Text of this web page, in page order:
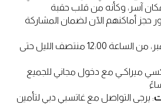
آسر، وكأنه من قلب حقبة
حجز أماكنهم الآن لضمان المشاركة
: الجمعة، 19 ديسمبر، من الساعة 12:00 منتصف الليل حتى
ميراكـي مع دخول مجاني للجميع
: يرجى التواصل مع غاتسبي دبي لتأمين